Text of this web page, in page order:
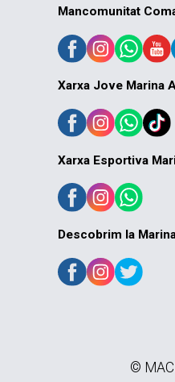
Mancomunitat
Xarxa Jove Marina
Xarxa Esportiva
Descobrim la
©